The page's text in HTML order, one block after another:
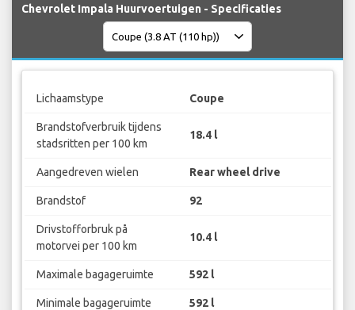
Chevrolet Impala Huurvoertuigen - Specificaties
Lichaamstype Coupe
Brandstofverbruik tijdens
stadsritten per 100 km
18.4 l
Aangedreven wielen Rear wheel drive
Brandstof 92
Drivstofforbruk på
motorvei per 100 km
10.4 l
Maximale bagageruimte 592 l
Minimale bagageruimte 592 l